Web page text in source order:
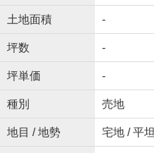
土地面積 -
坪数 -
坪単価 -
種別 売地
地目 / 地勢 宅地 / 平坦